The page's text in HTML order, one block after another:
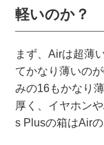
軽いのか？
まず、Airは超薄
てかなり薄いの
みの16もかなり
厚く、イヤホン
s Plusの箱はAir